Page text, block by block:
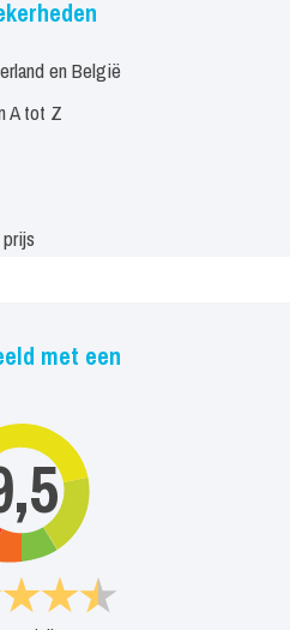
en België
A tot Z
met een